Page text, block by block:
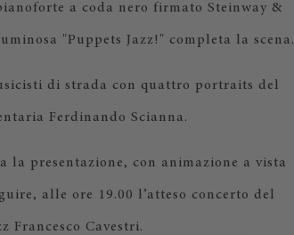
a coda nero firmato Steinway &
"Puppets Jazz!" completa la scena.
di strada con quattro portraits del
Ferdinando Scianna.
presentazione, con animazione a vista
alle ore 19.00 l’atteso concerto del
Francesco Cavestri.